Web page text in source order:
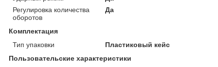
Регулировка количества
оборотов
Да
Комплектация
Тип упаковки
Пластиковый кейс
Пользовательские характеристики